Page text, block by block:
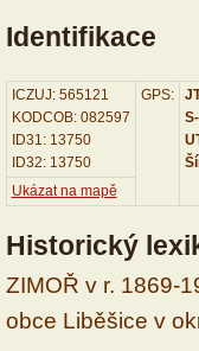
Identifikace
ICZUJ: 565121
KODCOB: 082597
ID31: 13750
ID32: 13750
GPS:
Ukázat na mapě
Historický
ZIMOŘ v r. 1869-
obce Liběšice v